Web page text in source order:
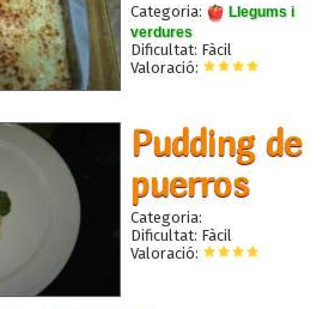
Categoria:
Llegums i
verdures
Dificultat: Fàcil
Valoració:
Pudding de
puerros
Categoria:
Dificultat: Fàcil
Valoració: